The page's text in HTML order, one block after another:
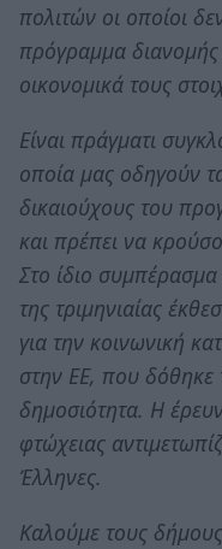
πολιτών οι οποίοι
πρόγραμμα
οικονομικά τους
Είναι πράγματι
οποία μας οδηγούν
δικαιούχους του
και πρέπει να
Στο ίδιο
της τριμηνιαίας
για την κοινωνική
στην ΕΕ, που δόθηκε
δημοσιότητα. Η
φτώχειας
Έλληνες.
Καλούμε τους